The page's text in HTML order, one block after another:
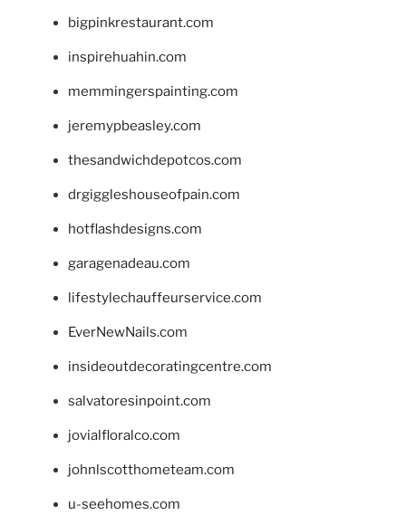
bigpinkrestaurant.com
inspirehuahin.com
memmingerspainting.com
jeremypbeasley.com
thesandwichdepotcos.com
drgiggleshouseofpain.com
hotflashdesigns.com
garagenadeau.com
lifestylechauffeurservice.com
EverNewNails.com
insideoutdecoratingcentre.com
salvatoresinpoint.com
jovialfloralco.com
johnlscotthometeam.com
u-seehomes.com